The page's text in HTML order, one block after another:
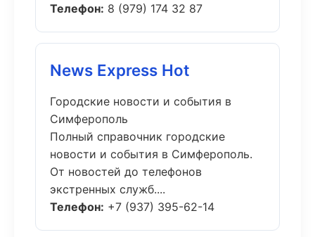
Телефон: 8 (979) 174 32 87
News Express Hot
Городские новости и события в
Симферополь
Полный справочник городские
новости и события в Симферополь.
От новостей до телефонов
экстренных служб....
Телефон: +7 (937) 395-62-14